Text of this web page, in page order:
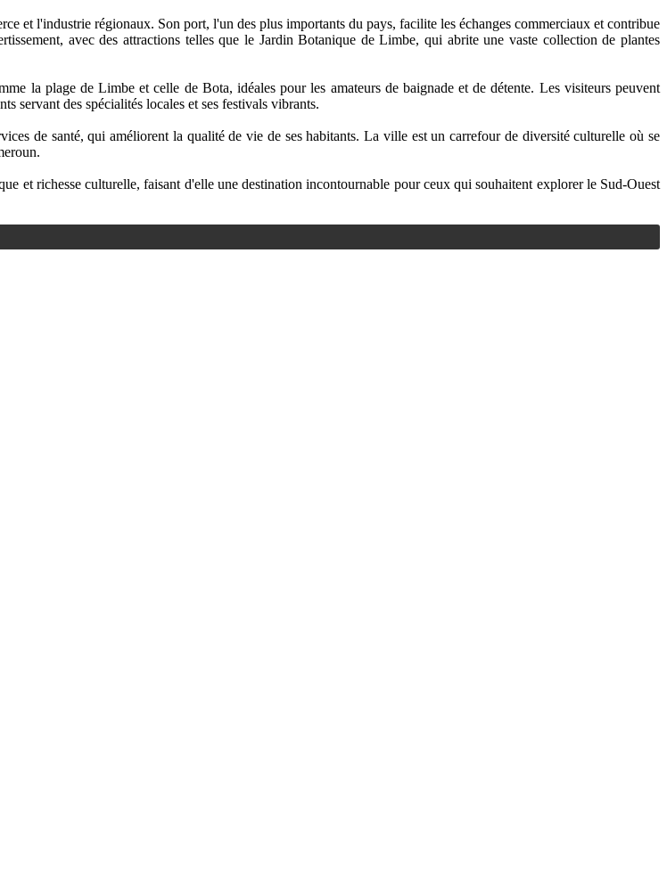
et l'industrie régionaux. Son port, l'un des plus importants du pays, facilite les échanges commerciaux et contribue
avec des attractions telles que le Jardin Botanique de Limbe, qui abrite une vaste collection de plantes
la plage de Limbe et celle de Bota, idéales pour les amateurs de baignade et de détente. Les visiteurs peuvent
servant des spécialités locales et ses festivals vibrants.
de santé, qui améliorent la qualité de vie de ses habitants. La ville est un carrefour de diversité culturelle où se
et richesse culturelle, faisant d'elle une destination incontournable pour ceux qui souhaitent explorer le Sud-Ouest